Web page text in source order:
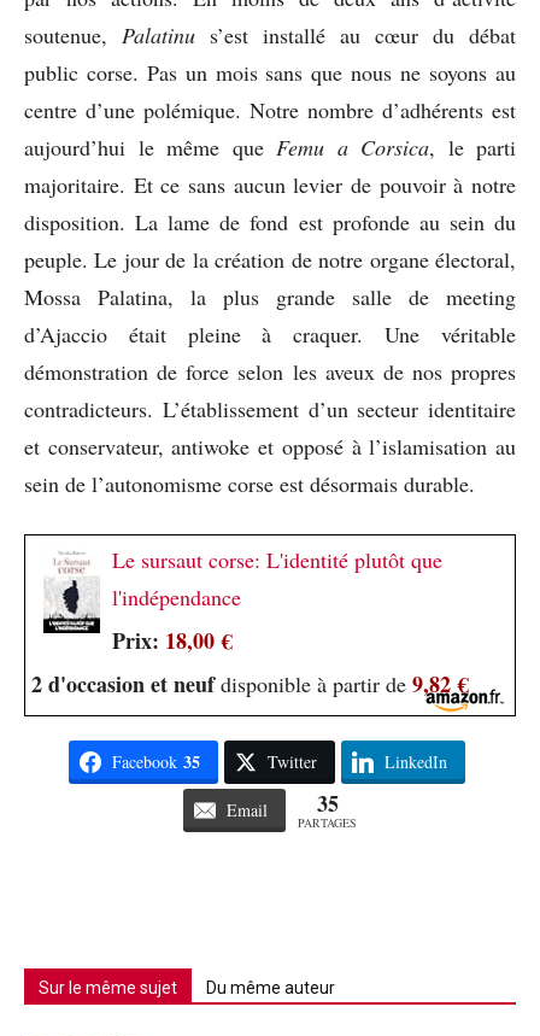
soutenue, Palatinu s’est installé au cœur du débat
public corse. Pas un mois sans que nous ne soyons au
centre d’une polémique. Notre nombre d’adhérents est
aujourd’hui le même que Femu a Corsica, le parti
majoritaire. Et ce sans aucun levier de pouvoir à notre
disposition. La lame de fond est profonde au sein du
peuple. Le jour de la création de notre organe électoral,
Mossa Palatina, la plus grande salle de meeting
d’Ajaccio était pleine à craquer. Une véritable
démonstration de force selon les aveux de nos propres
contradicteurs. L’établissement d’un secteur identitaire
et conservateur, antiwoke et opposé à l’islamisation au
sein de l’autonomisme corse est désormais durable.
Le sursaut corse: L'identité plutôt que
l'indépendance
Prix: 18,00 €
2 d'occasion et neufdisponible à partir de 9,82 €
Facebook 35 Twitter LinkedIn
Email 35
PARTAGES
Sur le même sujet Du même auteur